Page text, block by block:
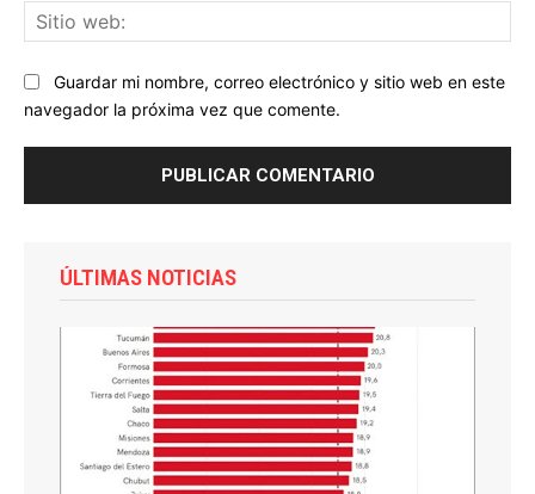
Guardar mi nombre, correo electrónico y sitio web en este
navegador la próxima vez que comente.
ÚLTIMAS NOTICIAS